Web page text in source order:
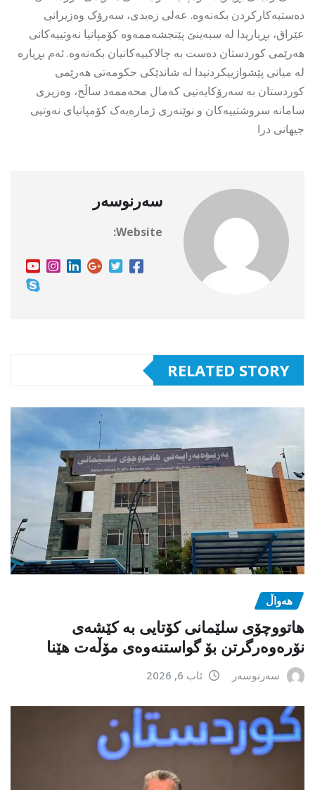
دەستبەكاركردن بكەنەوە. عەلی زەیدی، سەرۆک وەزیرانی
عێراق، بڕیاریدا لە سبەینێ پێنجشەممەوە کۆمپانیا نەوتییەکانی
هەرێمی کوردستان دەست بە چالاکییەکانیان بکەنەوە. ئەم بڕیارە
لە میانی پێشوازییکردنیدا لە شاندێکی حکومەتی هەرێمی
کوردستان بە سەرۆکایەتیی کەمال محەممەد ساڵح، وەزیری
سامانە سروشتییەکان و نوێنەری ژمارەیەک کۆمپانیای نەوتیی
جیهانی درا
سەرنوسەر
Website:
RELATED STORY
هەواڵ
هاتووچۆی سلێمانی کۆتایی بە کێشەی
نۆرەوەرگرتن بۆ گواستنەوەی مۆڵەت هێنا
سەرنوسەر ئاب 6, 2026